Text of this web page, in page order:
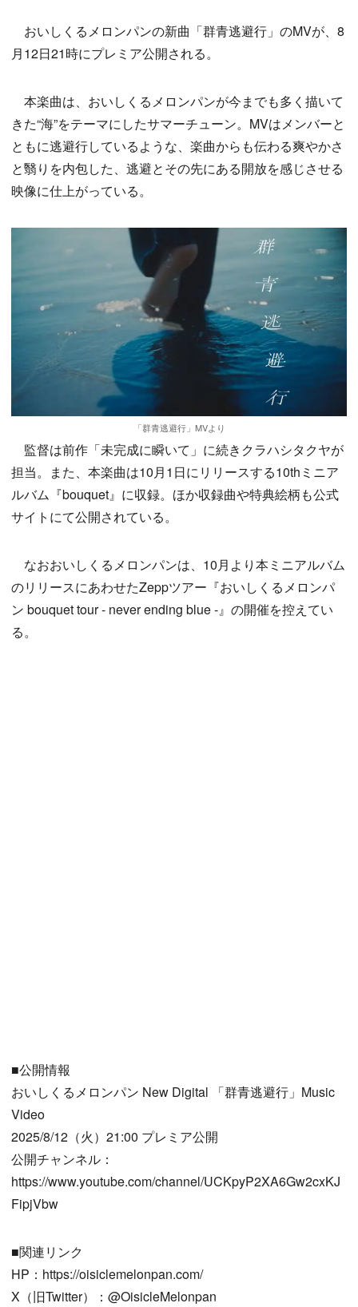
おいしくるメロンパンの新曲「群青逃避行」のMVが、8
月12日21時にプレミア公開される。
本楽曲は、おいしくるメロンパンが今までも多く描いて
きた“海”をテーマにしたサマーチューン。MVはメンバーと
ともに逃避行しているような、楽曲からも伝わる爽やかさ
と翳りを内包した、逃避とその先にある開放を感じさせる
映像に仕上がっている。
「群青逃避行」MVより
監督は前作「未完成に瞬いて」に続きクラハシタクヤが
担当。また、本楽曲は10月1日にリリースする10thミニア
ルバム『bouquet』に収録。ほか収録曲や特典絵柄も公式
サイトにて公開されている。
なおおいしくるメロンパンは、10月より本ミニアルバム
のリリースにあわせたZeppツアー『おいしくるメロンパ
ン bouquet tour - never ending blue -』の開催を控えてい
る。
■公開情報
おいしくるメロンパン New Digital 「群青逃避行」Music
Video
2025/8/12（火）21:00 プレミア公開
公開チャンネル：
https://www.youtube.com/channel/UCKpyP2XA6Gw2cxKJ
FipjVbw
■関連リンク
HP：https://oisiclemelonpan.com/
X（旧Twitter）：@OisicleMelonpan